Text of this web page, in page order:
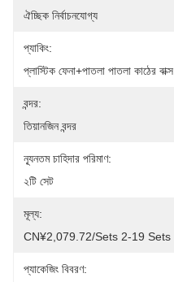
ঐচ্ছিক নির্বাচনযোগ্য
প্যাকিং:
প্লাস্টিক ফেনা+পাতলা পাতলা কাঠের বাক্স
বন্দর:
তিয়ানজিন বন্দর
ন্যূনতম চাহিদার পরিমাণ:
২টি সেট
মূল্য:
CN¥2,079.72/sets 2-19 Sets
প্যাকেজিং বিবরণ: